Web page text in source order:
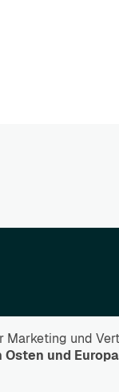
Marketing und
und